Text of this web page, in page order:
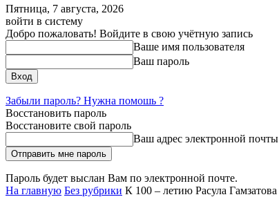
Пятница, 7 августа, 2026
войти в систему
Добро пожаловать! Войдите в свою учётную запись
Ваше имя пользователя
Ваш пароль
Забыли пароль? Нужна помошь ?
Восстановить пароль
Восстановите свой пароль
Ваш адрес электронной почты
Пароль будет выслан Вам по электронной почте.
На главную Без рубрики К 100 – летию Расула Гамзатова